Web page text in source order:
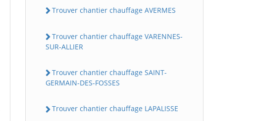
Trouver chantier chauffage AVERMES
Trouver chantier chauffage VARENNES-
SUR-ALLIER
Trouver chantier chauffage SAINT-
GERMAIN-DES-FOSSES
Trouver chantier chauffage LAPALISSE